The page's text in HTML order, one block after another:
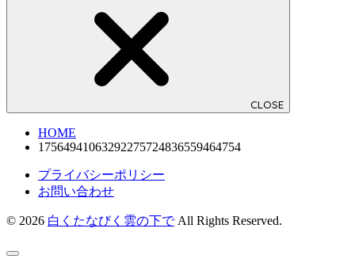
CLOSE
HOME
17564941063292275724836559464754
プライバシーポリシー
お問い合わせ
© 2026 白くたなびく雲の下でAll Rights Reserved.